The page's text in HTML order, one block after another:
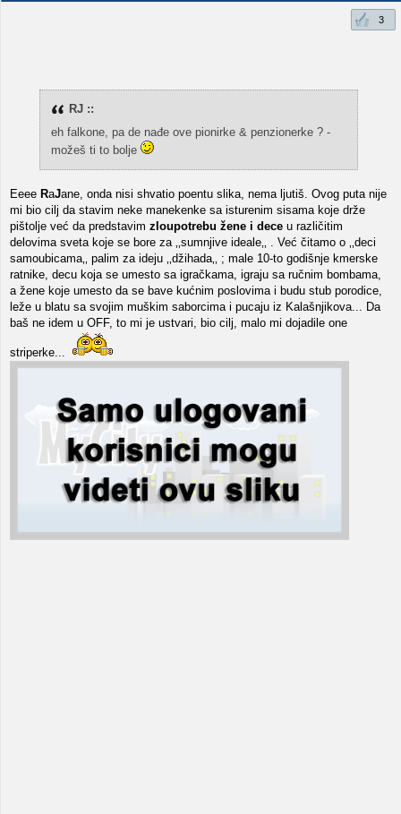
3
RJ ::
eh falkone, pa de nađe ove pionirke & penzionerke ? -
možeš ti to bolje
Eeee RaJane, onda nisi shvatio poentu slika, nema ljutiš. Ovog puta nije
mi bio cilj da stavim neke manekenke sa isturenim sisama koje drže
pištolje već da predstavim zloupotrebu žene i dece u različitim
delovima sveta koje se bore za ‚‚sumnjive ideale‚‚ . Već čitamo o ‚‚deci
samoubicama‚‚ palim za ideju ‚‚džihada‚‚ ; male 10-to godišnje kmerske
ratnike, decu koja se umesto sa igračkama, igraju sa ručnim bombama,
a žene koje umesto da se bave kućnim poslovima i budu stub porodice,
leže u blatu sa svojim muškim saborcima i pucaju iz Kalašnjikova... Da
baš ne idem u OFF, to mi je ustvari, bio cilj, malo mi dojadile one
striperke...